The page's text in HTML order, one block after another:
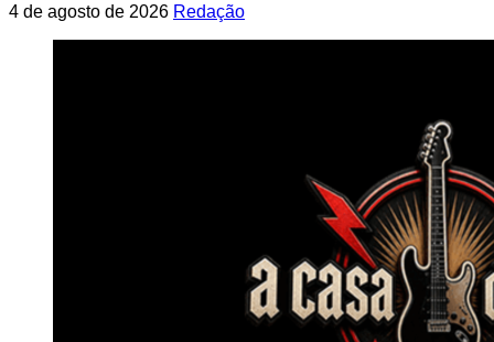
4 de agosto de 2026 Redação